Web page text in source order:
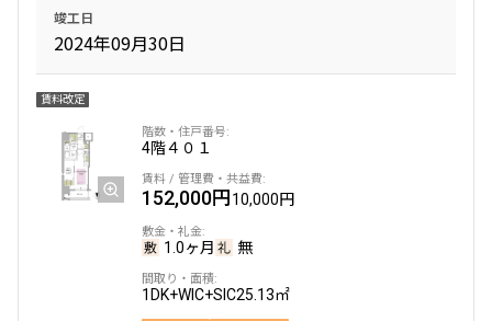
竣工日
2024年09月30日
賃料改定
4階４０１
152,000円10,000円
1.0ヶ月 無
1DK+WIC+SIC25.13㎡